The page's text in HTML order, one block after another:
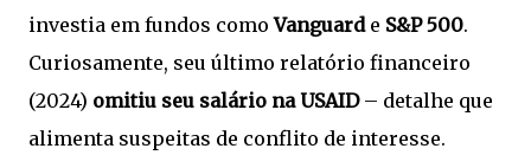
investia em fundos comoVanguarde S&P 500.
Curiosamente, seu último relatório financeiro
(2024) omitiu seu salário na USAID– detalhe que
alimenta suspeitas de conflito de interesse.